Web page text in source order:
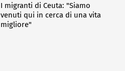
I migranti di Ceuta: "Siamo
venuti qui in cerca di una vita
migliore"